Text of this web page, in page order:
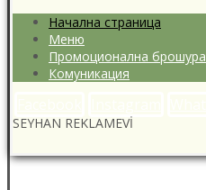
Начална страница
Меню
Промоционална брошура
Комуникация
SEYHAN REKLAMEVİ